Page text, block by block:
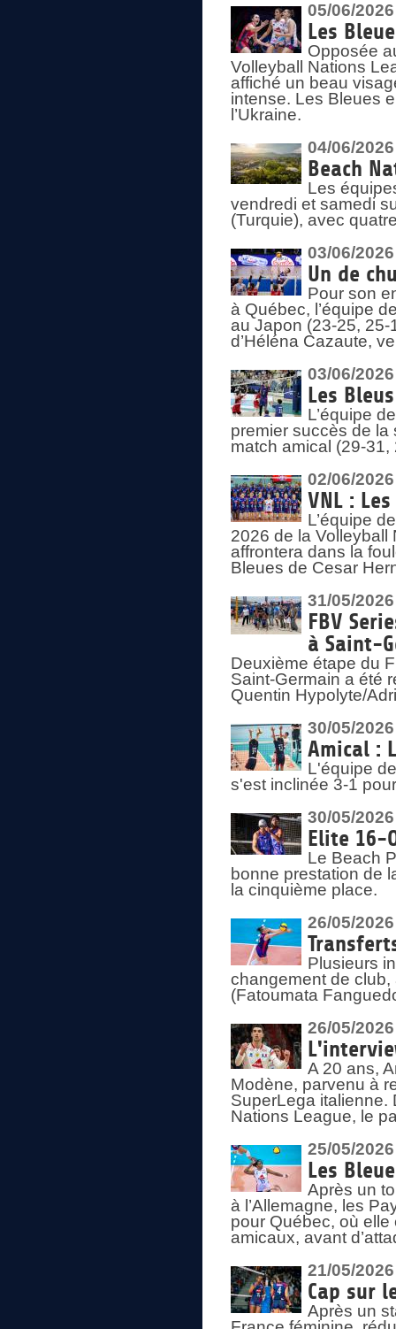
05/06/2026
Les
Opposée
Volleyball Nations
affiché un beau
intense. Les Bleues
l’Ukraine.
04/06/2026
Beach
Les
vendredi et samedi
(Turquie), avec
03/06/2026
Un de
Pour son
à Québec, l’équipe
au Japon (23-25,
d’Héléna Cazaute,
03/06/2026
Les
L’équipe
premier succès de la
match amical (29-
02/06/2026
VNL :
L’équipe
2026 de la
affrontera dans la
Bleues de Cesar
31/05/2026
FBV
à Saint-
Deuxième étape du
Saint-Germain a été
Quentin Hypolyte/
30/05/2026
Amical :
L'équipe
s'est inclinée 3-1
30/05/2026
Elite 16-
Le Beach
bonne prestation de
la cinquième place.
26/05/2026
Plusieurs
changement de
(Fatoumata
26/05/2026
A 20 ans,
Modène, parvenu à
SuperLega italienne.
Nations League, le
25/05/2026
Les
Après un
à l’Allemagne, les
pour Québec, où
amicaux, avant
21/05/2026
Cap sur
Après un